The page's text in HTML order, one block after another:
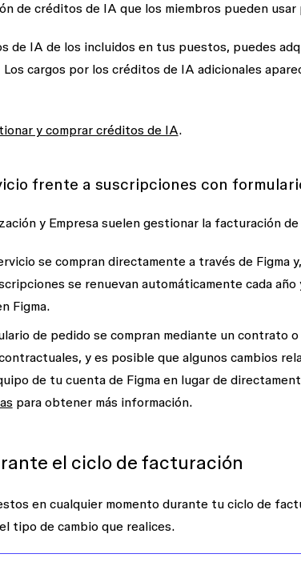
de créditos de IA que los miembros pueden
de IA de los incluidos en tus puestos, puedes
cargos por los créditos de IA adicionales
y comprar créditos de IA.
frente a suscripciones con
y Empresa suelen gestionar la facturación
se compran directamente a través de Figma
se renuevan automáticamente cada
Figma.
de pedido se compran mediante un contrato
y es posible que algunos cambios
de tu cuenta de Figma en lugar de
para obtener más información.
el ciclo de facturación
en cualquier momento durante tu ciclo de
tipo de cambio que realices.